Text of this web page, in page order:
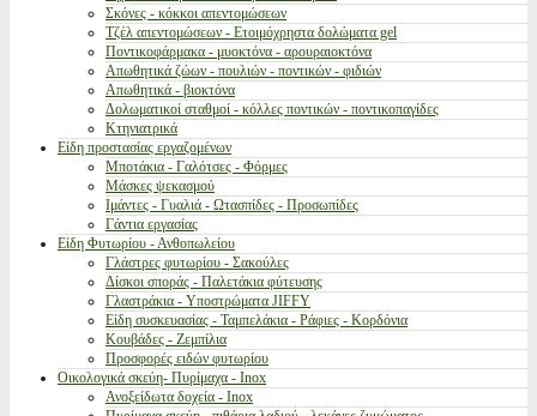
Σκόνες - κόκκοι απεντομώσεων
Τζέλ απεντομώσεων - Ετοιμόχρηστα δολώματα gel
Ποντικοφάρμακα - μυοκτόνα - αρουραιοκτόνα
Απωθητικά ζώων - πουλιών - ποντικών - φιδιών
Απωθητικά - βιοκτόνα
Δολωματικοί σταθμοί - κόλλες ποντικών - ποντικοπαγίδες
Κτηνιατρικά
Είδη προστασίας εργαζομένων
Μποτάκια - Γαλότσες - Φόρμες
Μάσκες ψεκασμού
Ιμάντες - Γυαλιά - Ωτασπίδες - Προσωπίδες
Γάντια εργασίας
Είδη Φυτωρίου - Ανθοπωλείου
Γλάστρες φυτωρίου - Σακούλες
Δίσκοι σποράς - Παλετάκια φύτευσης
Γλαστράκια - Υποστρώματα JIFFY
Είδη συσκευασίας - Ταμπελάκια - Ράφιες - Κορδόνια
Κουβάδες - Ζεμπίλια
Προσφορές ειδών φυτωρίου
Οικολογικά σκεύη- Πυρίμαχα - Inox
Ανοξείδωτα δοχεία - Inox